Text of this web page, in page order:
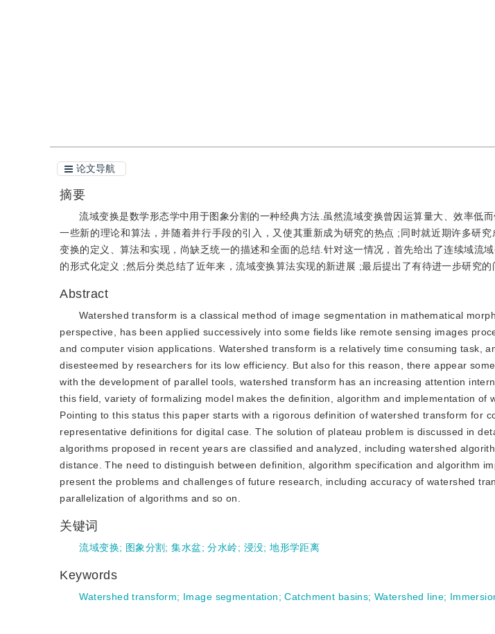
论文导航
摘要
流域变换是数学形态学中用于图象分割的一种经典方法.虽然流域变换曾因运算量大、效率低
一些新的理论和算法，并随着并行手段的引入，又使其重新成为研究的热点 ;同时就近期许多研
变换的定义、算法和实现，尚缺乏统一的描述和全面的总结.针对这一情况，首先给出了连续域流
的形式化定义 ;然后分类总结了近年来，流域变换算法实现的新进展 ;最后提出了有待进一步研究的
Abstract
Watershed transform is a classical method of image segmentation in mathematical
perspective, has been applied successively into some fields like remote sensing images
and computer vision applications. Watershed transform is a relatively time consuming task,
disesteemed by researchers for its low efficiency. But also for this reason, there appear
with the development of parallel tools, watershed transform has an increasing attention
this field, variety of formalizing model makes the definition, algorithm and implementation of
Pointing to this status this paper starts with a rigorous definition of watershed transform for
representative definitions for digital case. The solution of plateau problem is discussed in
algorithms proposed in recent years are classified and analyzed, including watershed
distance. The need to distinguish between definition, algorithm specification and algorithm
present the problems and challenges of future research, including accuracy of watershed
parallelization of algorithms and so on.
关键词
流域变换; 图象分割 ;集水盆;分水岭; 浸没;地形学距离
Keywords
Watershed transform; Image segmentation;Catchment basins;Watershed line;